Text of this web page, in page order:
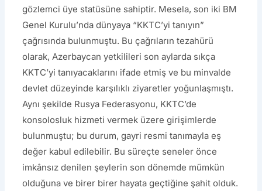
gözlemci üye statüsüne sahiptir. Mesela, son iki BM
Genel Kuruluʼnda dünyaya “KKTC’yi tanıyın”
çağrısında bulunmuştu. Bu çağrıların tezahürü
olarak, Azerbaycan yetkilileri son aylarda sıkça
KKTC’yi tanıyacaklarını ifade etmiş ve bu minvalde
devlet düzeyinde karşılıklı ziyaretler yoğunlaşmıştı.
Aynı şekilde Rusya Federasyonu, KKTC’de
konsolosluk hizmeti vermek üzere girişimlerde
bulunmuştu; bu durum, gayri resmi tanımayla eş
değer kabul edilebilir. Bu süreçte seneler önce
imkânsız denilen şeylerin son dönemde mümkün
olduğuna ve birer birer hayata geçtiğine şahit olduk.